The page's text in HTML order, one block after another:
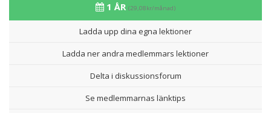
1 ÅR (29,08kr/månad)
Ladda upp dina egna lektioner
Ladda ner andra medlemmars lektioner
Delta i diskussionsforum
Se medlemmarnas länktips